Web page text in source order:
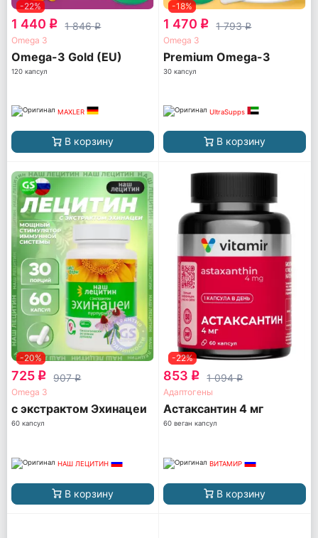
-22%
1 440 q 1 846q
Omega 3
Omega-3 Gold (EU)
120 капсул
MAXLER
В корзину
-18%
1 470 q 1 793q
Omega 3
Premium Omega-3
30 капсул
UltraSupps
В корзину
-20%
725 q 907q
Omega 3
с экстрактом Эхинацеи
60 капсул
НАШ ЛЕЦИТИН
В корзину
-22%
853 q 1 094q
Адаптогены
Астаксантин 4 мг
60 веган капсул
ВИТАМИР
В корзину